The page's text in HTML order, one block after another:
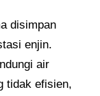
disimpan
enjin.
air
tidak efisien,